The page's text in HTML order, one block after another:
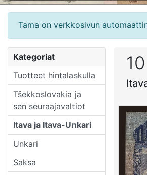
Tama on verkkosivun
Kategoriat
Tuotteet hintalaskulla
Tšekkoslovakia ja
sen seuraajavaltiot
Itava ja Itava-Unkari
Unkari
Saksa